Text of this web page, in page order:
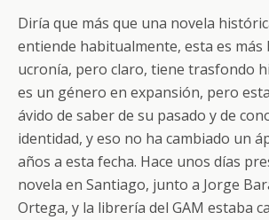
Diría que más que una novela
entiende habitualmente, esta es más
ucronía, pero claro, tiene trasfondo
es un género en expansión, pero
ávido de saber de su pasado y de
identidad, y eso no ha cambiado un
años a esta fecha. Hace unos días
novela en Santiago, junto a Jorge
Ortega, y la librería del GAM estaba